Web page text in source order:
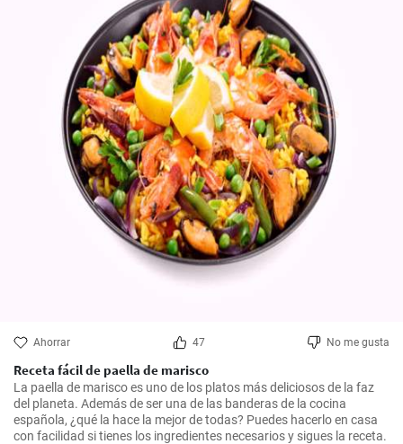
Ahorrar 47 No me gusta
Receta fácil de paella de marisco
La paella de marisco es uno de los platos más deliciosos de la faz
del planeta. Además de ser una de las banderas de la cocina
española, ¿qué la hace la mejor de todas? Puedes hacerlo en casa
con facilidad si tienes los ingredientes necesarios y sigues la receta.